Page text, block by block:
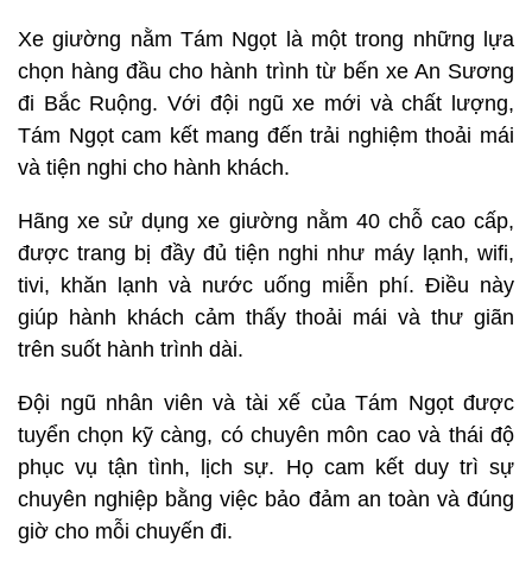
Xe giường nằm Tám Ngọt là một trong những lựa
chọn hàng đầu cho hành trình từ bến xe An Sương
đi Bắc Ruộng. Với đội ngũ xe mới và chất lượng,
Tám Ngọt cam kết mang đến trải nghiệm thoải mái
và tiện nghi cho hành khách.
Hãng xe sử dụng xe giường nằm 40 chỗ cao cấp,
được trang bị đầy đủ tiện nghi như máy lạnh, wifi,
tivi, khăn lạnh và nước uống miễn phí. Điều này
giúp hành khách cảm thấy thoải mái và thư giãn
trên suốt hành trình dài.
Đội ngũ nhân viên và tài xế của Tám Ngọt được
tuyển chọn kỹ càng, có chuyên môn cao và thái độ
phục vụ tận tình, lịch sự. Họ cam kết duy trì sự
chuyên nghiệp bằng việc bảo đảm an toàn và đúng
giờ cho mỗi chuyến đi.